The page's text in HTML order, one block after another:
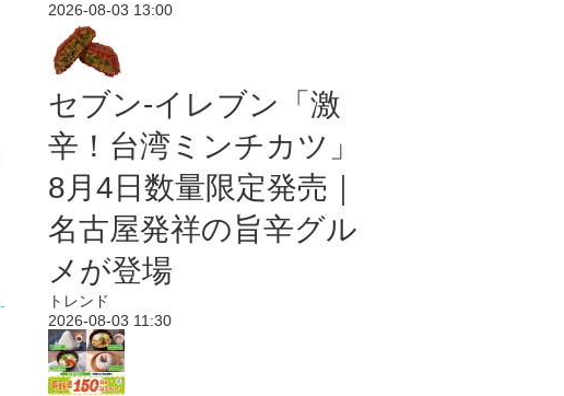
2026-08-03 13:00
セブン-イレブン「激
辛！台湾ミンチカツ」
8月4日数量限定発売｜
名古屋発祥の旨辛グル
メが登場
トレンド
2026-08-03 11:30